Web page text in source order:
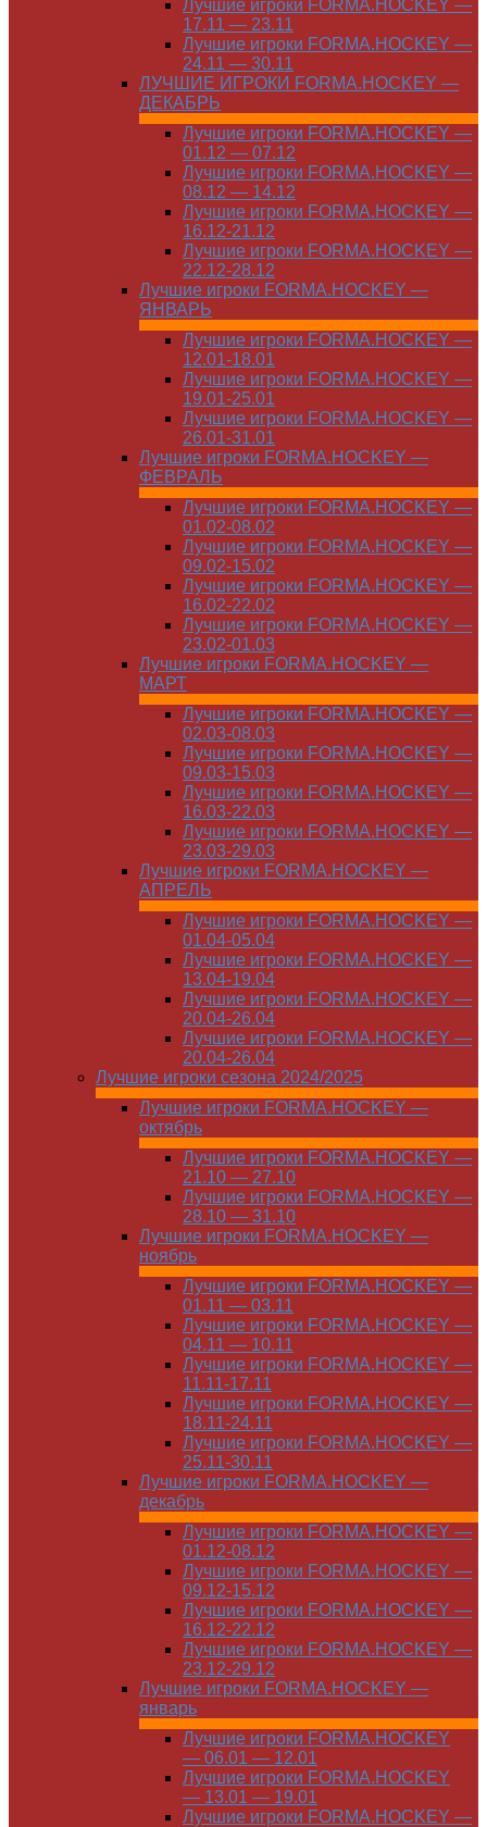
Лучшие игроки FORMA.HOCKEY —
17.11 — 23.11
Лучшие игроки FORMA.HOCKEY —
24.11 — 30.11
ЛУЧШИЕ ИГРОКИ FORMA.HOCKEY —
ДЕКАБРЬ
Лучшие игроки FORMA.HOCKEY —
01.12 — 07.12
Лучшие игроки FORMA.HOCKEY —
08.12 — 14.12
Лучшие игроки FORMA.HOCKEY —
16.12-21.12
Лучшие игроки FORMA.HOCKEY —
22.12-28.12
Лучшие игроки FORMA.HOCKEY —
ЯНВАРЬ
Лучшие игроки FORMA.HOCKEY —
12.01-18.01
Лучшие игроки FORMA.HOCKEY —
19.01-25.01
Лучшие игроки FORMA.HOCKEY —
26.01-31.01
Лучшие игроки FORMA.HOCKEY —
ФЕВРАЛЬ
Лучшие игроки FORMA.HOCKEY —
01.02-08.02
Лучшие игроки FORMA.HOCKEY —
09.02-15.02
Лучшие игроки FORMA.HOCKEY —
16.02-22.02
Лучшие игроки FORMA.HOCKEY —
23.02-01.03
Лучшие игроки FORMA.HOCKEY —
МАРТ
Лучшие игроки FORMA.HOCKEY —
02.03-08.03
Лучшие игроки FORMA.HOCKEY —
09.03-15.03
Лучшие игроки FORMA.HOCKEY —
16.03-22.03
Лучшие игроки FORMA.HOCKEY —
23.03-29.03
Лучшие игроки FORMA.HOCKEY —
АПРЕЛЬ
Лучшие игроки FORMA.HOCKEY —
01.04-05.04
Лучшие игроки FORMA.HOCKEY —
13.04-19.04
Лучшие игроки FORMA.HOCKEY —
20.04-26.04
Лучшие игроки FORMA.HOCKEY —
20.04-26.04
Лучшие игроки сезона 2024/2025
Лучшие игроки FORMA.HOCKEY —
октябрь
Лучшие игроки FORMA.HOCKEY —
21.10 — 27.10
Лучшие игроки FORMA.HOCKEY —
28.10 — 31.10
Лучшие игроки FORMA.HOCKEY —
ноябрь
Лучшие игроки FORMA.HOCKEY —
01.11 — 03.11
Лучшие игроки FORMA.HOCKEY —
04.11 — 10.11
Лучшие игроки FORMA.HOCKEY —
11.11-17.11
Лучшие игроки FORMA.HOCKEY —
18.11-24.11
Лучшие игроки FORMA.HOCKEY —
25.11-30.11
Лучшие игроки FORMA.HOCKEY —
декабрь
Лучшие игроки FORMA.HOCKEY —
01.12-08.12
Лучшие игроки FORMA.HOCKEY —
09.12-15.12
Лучшие игроки FORMA.HOCKEY —
16.12-22.12
Лучшие игроки FORMA.HOCKEY —
23.12-29.12
Лучшие игроки FORMA.HOCKEY —
январь
Лучшие игроки FORMA.HOCKEY
— 06.01 — 12.01
Лучшие игроки FORMA.HOCKEY
— 13.01 — 19.01
Лучшие игроки FORMA.HOCKEY —